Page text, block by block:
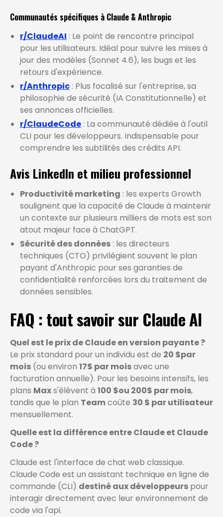
Communautés spécifiques à Claude & Anthropic
r/ClaudeAI : Le point de rencontre principal
pour les utilisateurs. Idéal pour suivre les mises à
jour des modèles (Sonnet 4.6), les bugs et les
retours d'expérience.
r/Anthropic : Plus focalisé sur l'entreprise, sa
philosophie de sécurité (IA Constitutionnelle) et
ses annonces officielles.
r/ClaudeCode : La communauté dédiée à l'outil
CLI pour les développeurs. Indispensable pour
comprendre les subtilités des crédits API.
Avis LinkedIn et milieu professionnel
Productivité marketing : les experts Growth
soulignent que la capacité de Claude à maintenir
un contexte sur plusieurs milliers de mots est son
atout majeur face à ChatGPT.
Sécurité des données : les directeurs
techniques (CTO) privilégient souvent le plan
payant d'Anthropic pour ses garanties de
confidentialité renforcées lors du traitement de
données sensibles.
FAQ : tout savoir sur Claude AI
Quel est le prix de Claude en version payante ?
Le prix standard pour un individu est de 20 $par
mois (ou environ 17$ par moisavec une
facturation annuelle). Pour les besoins intensifs, les
plans Maxs'élèvent à 100 $ou 200$ par mois,
tandis que le plan Teamcoûte 30 $ par utilisateur
mensuellement.
Quelle est la différence entre Claude et Claude
Code ?
Claude est l'interface de chat web classique.
Claude Code est un assistant technique en ligne de
commande (CLI) destiné aux développeurs pour
interagir directement avec leur environnement de
code via l'api.